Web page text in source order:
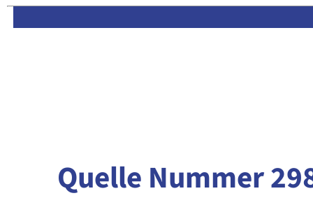
Quelle Nummer